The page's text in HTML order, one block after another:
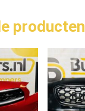
producten